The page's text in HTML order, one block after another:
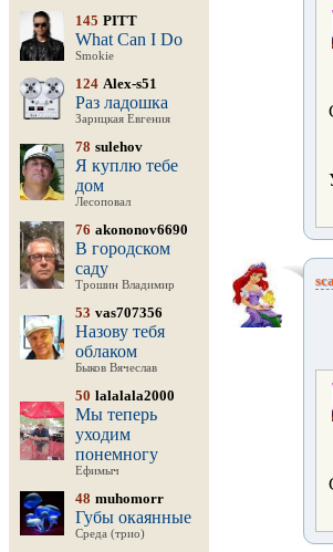
145 PITT
What Can I Do
Smokie
124 Alex-s51
Раз ладошка
Зарицкая Евгения
78 sulehov
Я куплю тебе
дом
Лесоповал
76 akononov6690
В городском
саду
Трошин Владимир
53 vas707356
Назову тебя
облаком
Быков Вячеслав
50 lalalala2000
Мы теперь
уходим
понемногу
Ефимыч
48 muhomorr
Губы окаянные
Среда (трио)